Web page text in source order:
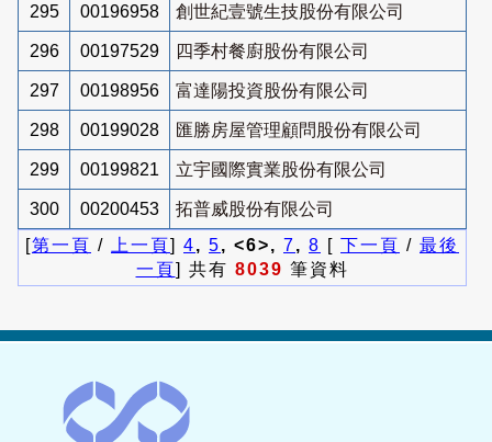
295 00196958 創世紀壹號生技股份有限公司
296 00197529 四季村餐廚股份有限公司
297 00198956 富達陽投資股份有限公司
298 00199028 匯勝房屋管理顧問股份有限公司
299 00199821 立宇國際實業股份有限公司
300 00200453
拓普威股份有限公司
[第一頁 / 上一頁] 4, 5, <6>, 7, 8 [ 下一頁 / 最後
一頁] 共有 8039 筆資料